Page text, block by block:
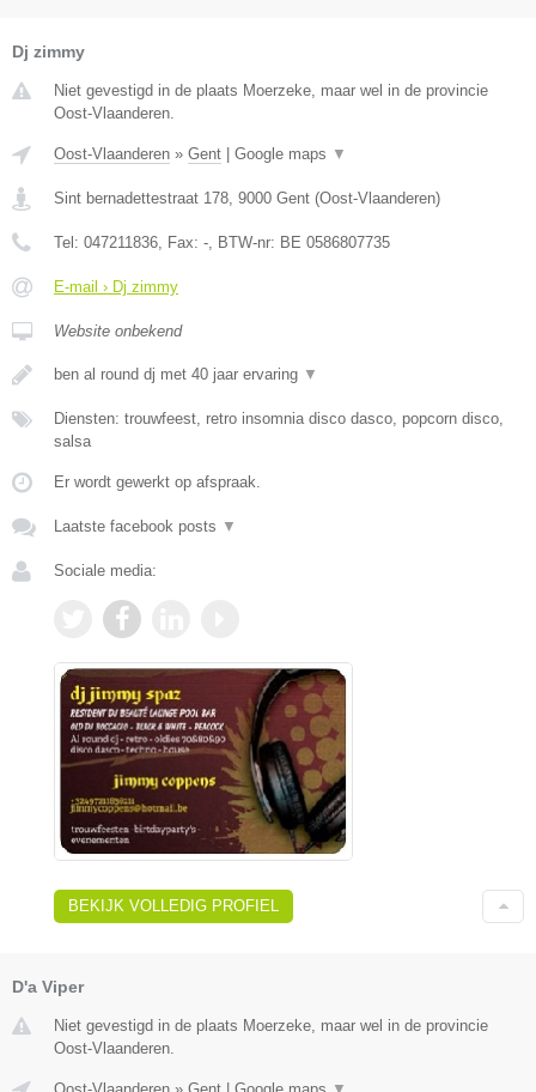
Dj zimmy
Niet gevestigd in de plaats Moerzeke, maar wel in de provincie
Oost-Vlaanderen.
Oost-Vlaanderen » Gent Google maps ▼
Sint bernadettestraat 178, 9000 Gent (Oost-Vlaanderen)
Tel: 047211836, Fax: -, BTW-nr: BE 0586807735
E-mail › Dj zimmy
Website onbekend
ben al round dj met 40 jaar ervaring ▼
Diensten: trouwfeest, retro insomnia disco dasco, popcorn disco,
salsa
Er wordt gewerkt op afspraak.
Laatste facebook posts ▼
Sociale media:
BEKIJK VOLLEDIG PROFIEL
D'a Viper
Niet gevestigd in de plaats Moerzeke, maar wel in de provincie
Oost-Vlaanderen.